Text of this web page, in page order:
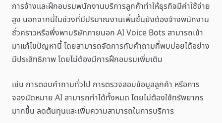
การจ้างและฝึกอบรมพนักงานบริการลูกค้าทำให้ธุรกิจมีค่าใช้จ่าย
สูง นอกจากนี้ในช่วงที่มีปริมาณงานเพิ่มขึ้นยังต้องจ้างพนักงาน
ชั่วคราวหรือพึ่งพาบริษัทภายนอก AI Voice Bots สามารถเข้า
มาแก้ไขปัญหานี้ โดยสามารถจัดการกับคำถามที่พบบ่อยได้อย่าง
มีประสิทธิภาพ โดยไม่ต้องมีการฝึกอบรมเพิ่มเติม
เช่น การตอบคำถามทั่วไป การตรวจสอบข้อมูลลูกค้า หรือการ
จองนัดหมาย AI สามารถทำได้ทั้งหมด โดยไม่ต้องใช้ทรัพยากร
มากขึ้น ลดต้นทุนและเพิ่มความสามารถในการบริการ